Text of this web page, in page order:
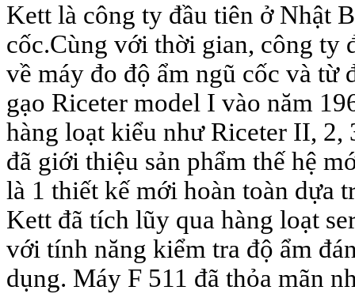
Kett là công ty đầu tiên ở Nhật
cốc.Cùng với thời gian, công ty
về máy đo độ ẩm ngũ cốc và từ
gạo Riceter model I vào năm
hàng loạt kiểu như Riceter II, 2,
đã giới thiệu sản phẩm thế hệ
là 1 thiết kế mới hoàn toàn dựa
Kett đã tích lũy qua hàng loạt
với tính năng kiểm tra độ ẩm
dụng. Máy F 511 đã thỏa mãn